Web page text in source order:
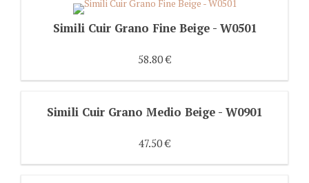
Simili Cuir Grano Fine Beige - W0501
58.80 €
Simili Cuir Grano Medio Beige - W0901
47.50 €